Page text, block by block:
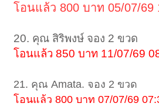
โอนแล้ว 800 บาท 05/07/69
20. คุณ สิริพงษ์ จอง 2 ขวด
โอนแล้ว 850 บาท 11/07/69
21. คุณ Amata. จอง 2 ขวด
โอนแล้ว 800 บาท 07/07/69